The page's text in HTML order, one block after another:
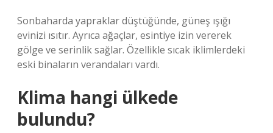
Sonbaharda yapraklar düştüğünde, güneş ışığı
evinizi ısıtır. Ayrıca ağaçlar, esintiye izin vererek
gölge ve serinlik sağlar. Özellikle sıcak iklimlerdeki
eski binaların verandaları vardı.
Klima hangi ülkede
bulundu?